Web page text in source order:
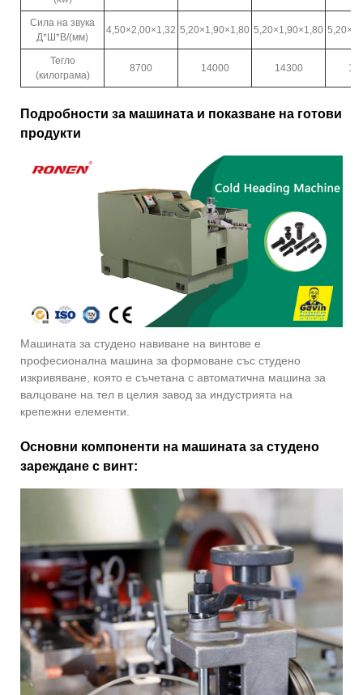
Сила на звука
Д*Ш*В/(мм)
4,50×2,00×1,32 5,20×1,90×1,80 5,20×1,90×1,80
Тегло
(килограма)
8700 14000 14300
Подробности за машината и показване на готови
продукти
Машината за студено навиване на винтове е
професионална машина за формоване със студено
изкривяване, която е съчетана с автоматична машина за
валцоване на тел в целия завод за индустрията на
крепежни елементи.
Основни компоненти на машината за студено
зареждане с винт: